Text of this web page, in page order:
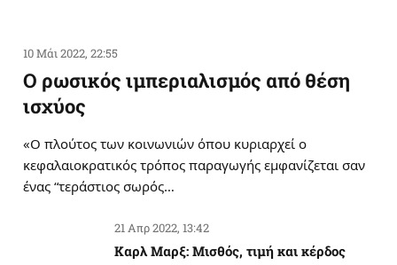
10 Μάι 2022, 22:55
Ο ρωσικός ιμπεριαλισμός από θέση
ισχύος
«Ο πλούτος των κοινωνιών όπου κυριαρχεί ο
κεφαλαιοκρατικός τρόπος παραγωγής εμφανίζεται σαν
ένας “τεράστιος σωρός…
21 Απρ 2022, 13:42
Καρλ Μαρξ: Μισθός, τιμή και κέρδος